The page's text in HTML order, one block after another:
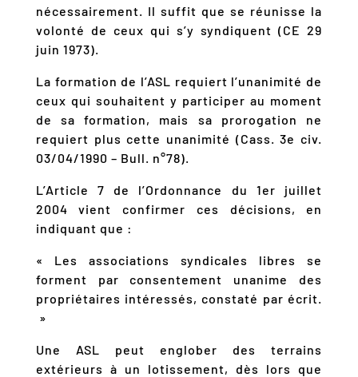
nécessairement. Il suffit que se réunisse la
volonté de ceux qui s’y syndiquent (CE 29
juin 1973).
La formation de l’ASL requiert l’unanimité de
ceux qui souhaitent y participer au moment
de sa formation, mais sa prorogation ne
requiert plus cette unanimité (Cass. 3e civ.
03/04/1990 – Bull. n°78).
L’Article 7 de l’Ordonnance du 1er juillet
2004 vient confirmer ces décisions, en
indiquant que :
« Les associations syndicales libres se
forment par consentement unanime des
propriétaires intéressés, constaté par écrit.
»
Une ASL peut englober des terrains
extérieurs à un lotissement, dès lors que